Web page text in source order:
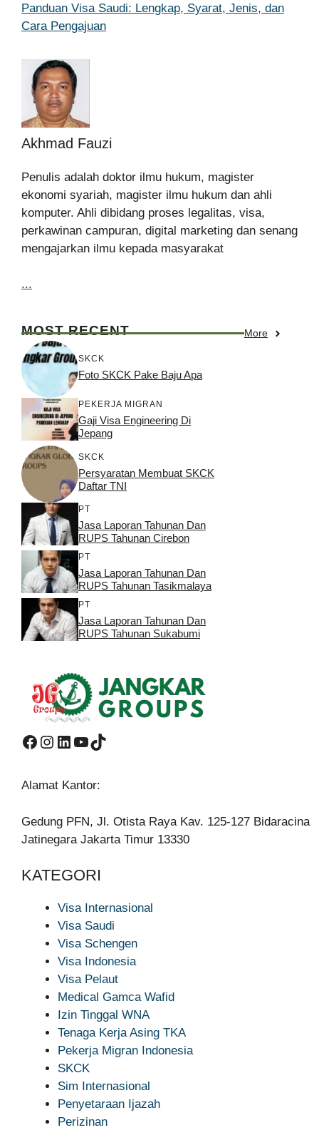
Panduan Visa Saudi: Lengkap, Syarat, Jenis, dan
Cara Pengajuan
Akhmad Fauzi
Penulis adalah doktor ilmu hukum, magister
ekonomi syariah, magister ilmu hukum dan ahli
komputer. Ahli dibidang proses legalitas, visa,
perkawinan campuran, digital marketing dan senang
mengajarkan ilmu kepada masyarakat
...
MOST RECENT More
SKCK
Foto SKCK Pake Baju Apa
PEKERJA MIGRAN
Gaji Visa Engineering Di
Jepang
SKCK
Persyaratan Membuat SKCK
Daftar TNI
PT
Jasa Laporan Tahunan Dan
RUPS Tahunan Cirebon
PT
Jasa Laporan Tahunan Dan
RUPS Tahunan Tasikmalaya
PT
Jasa Laporan Tahunan Dan
RUPS Tahunan Sukabumi
Facebook
Instagram
LinkedIn
YouTube
TikTok
Alamat Kantor:
Gedung PFN, Jl. Otista Raya Kav. 125-127 Bidaracina
Jatinegara Jakarta Timur 13330
KATEGORI
Visa Internasional
Visa Saudi
Visa Schengen
Visa Indonesia
Visa Pelaut
Medical Gamca Wafid
Izin Tinggal WNA
Tenaga Kerja Asing TKA
Pekerja Migran Indonesia
SKCK
Sim Internasional
Penyetaraan Ijazah
Perizinan